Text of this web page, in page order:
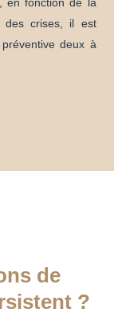
des crises, il est
deux à
de
?